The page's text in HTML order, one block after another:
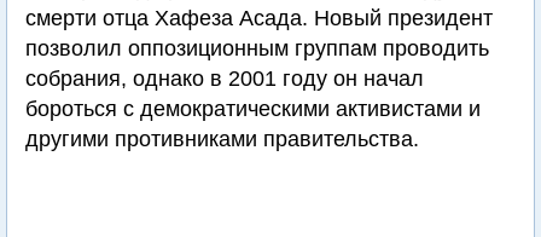
смерти отца Хафеза Асада. Новый президент
позволил оппозиционным группам проводить
собрания, однако в 2001 году он начал
бороться с демократическими активистами и
другими противниками правительства.